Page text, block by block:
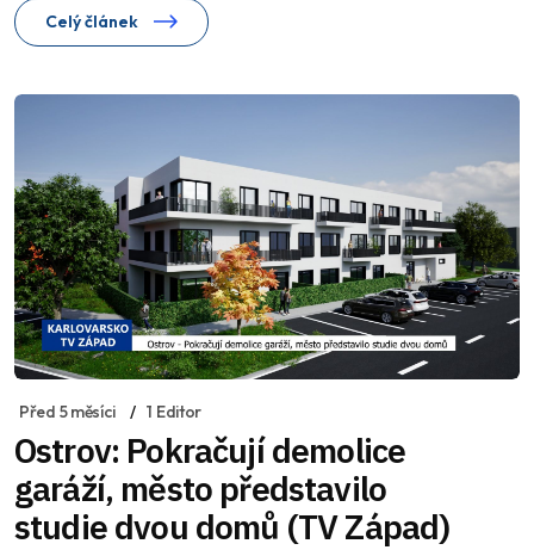
Celý článek
Před 5 měsíci 1 Editor
Ostrov: Pokračují demolice
garáží, město představilo
studie dvou domů (TV Západ)